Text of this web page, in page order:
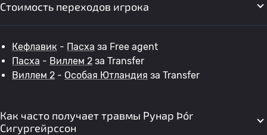
Стоимость переходов игрока
Кефлавик - Пасха за Free agent
Пасха - Виллем 2 за Transfer
Виллем 2 - Особая Ютландия за Transfer
Как часто получает травмы Рунар Þór
Сигургейрссон